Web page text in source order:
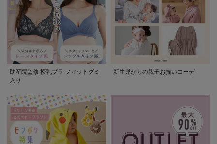
助産院監修 授乳ブラ フィットグミ
入り
新生児からの親子お揃いコーデ